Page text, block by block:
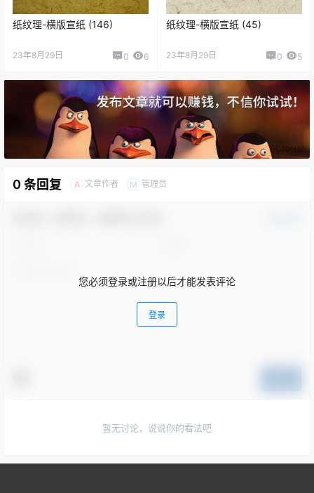
纸纹理-横版宣纸 (146)
23年8月29日 0 6
纸纹理-横版宣纸 (45)
23年8月29日 0 5
0 条回复 A 文章作者 M 管理员
您必须登录或注册以后才能发表评论
登录
暂无讨论，说说你的看法吧